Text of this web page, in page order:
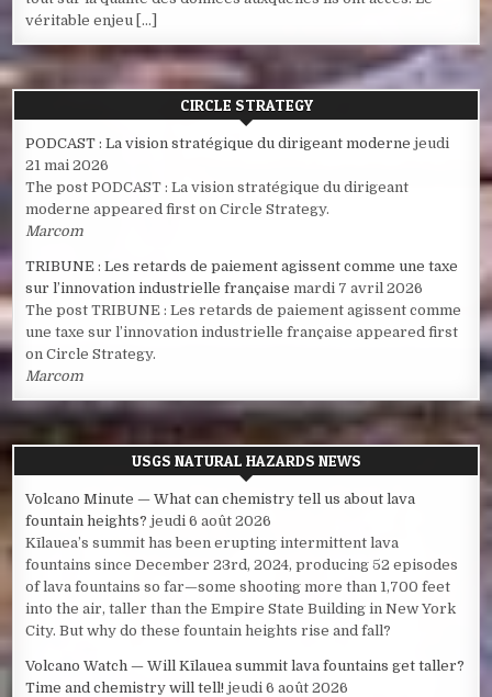
véritable enjeu […]
CIRCLE STRATEGY
PODCAST : La vision stratégique du dirigeant moderne jeudi
21 mai 2026
The post PODCAST : La vision stratégique du dirigeant
moderne appeared first on Circle Strategy.
Marcom
TRIBUNE : Les retards de paiement agissent comme une taxe
sur l’innovation industrielle française mardi 7 avril 2026
The post TRIBUNE : Les retards de paiement agissent comme
une taxe sur l’innovation industrielle française appeared first
on Circle Strategy.
Marcom
USGS NATURAL HAZARDS NEWS
Volcano Minute — What can chemistry tell us about lava
fountain heights? jeudi 6 août 2026
Kīlauea’s summit has been erupting intermittent lava
fountains since December 23rd, 2024, producing 52 episodes
of lava fountains so far—some shooting more than 1,700 feet
into the air, taller than the Empire State Building in New York
City. But why do these fountain heights rise and fall?
Volcano Watch — Will Kīlauea summit lava fountains get taller?
Time and chemistry will tell! jeudi 6 août 2026